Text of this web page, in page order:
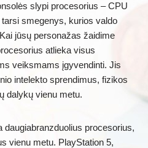
slypi procesorius – CPU
smegenys, kurios valdo
jūsų personažas žaidime
atlieka visus
veiksmams įgyvendinti. Jis
intelekto sprendimus, fizikos
dalykų vienu metu.
daugiabranzduolius procesorius,
vienu metu. PlayStation 5,